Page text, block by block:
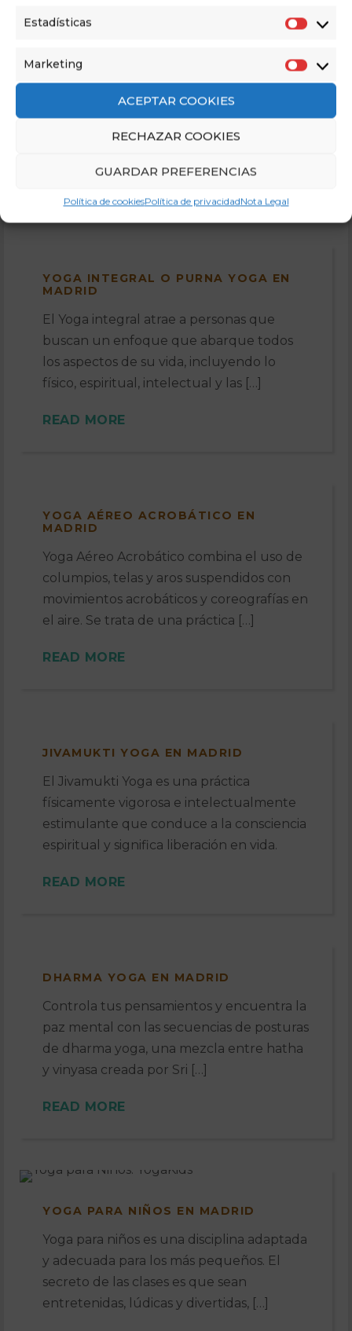
Estadísticas
Marketing
ACEPTAR COOKIES
RECHAZAR COOKIES
GUARDAR PREFERENCIAS
Política de cookiesPolítica de privacidadNota Legal
El yoga prenatal está específicamente
orientado a mujeres embarazadas.
Durante su práctica, además de todo el
la práctica de […]
YOGA INTEGRAL O PURNA YOGA EN
MADRID
El Yoga integral atrae a personas que
buscan un enfoque que abarque todos
los aspectos de su vida, incluyendo lo
físico, espiritual, intelectual y las […]
READ MORE
YOGA AÉREO ACROBÁTICO EN
MADRID
Yoga Aéreo Acrobático combina el uso de
columpios, telas y aros suspendidos con
movimientos acrobáticos y coreografías en
el aire. Se trata de una práctica […]
READ MORE
JIVAMUKTI YOGA EN MADRID
El Jivamukti Yoga es una práctica
físicamente vigorosa e intelectualmente
estimulante que conduce a la consciencia
espiritual y significa liberación en vida.
READ MORE
DHARMA YOGA EN MADRID
Controla tus pensamientos y encuentra la
paz mental con las secuencias de posturas
de dharma yoga, una mezcla entre hatha
y vinyasa creada por Sri […]
READ MORE
YOGA PARA NIÑOS EN MADRID
Yoga para niños es una disciplina adaptada
y adecuada para los más pequeños. El
secreto de las clases es que sean
entretenidas, lúdicas y divertidas, […]